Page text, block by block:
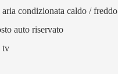
condizionata caldo / freddo
auto riservato
tv